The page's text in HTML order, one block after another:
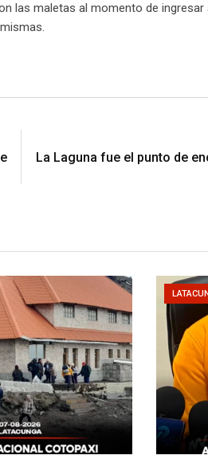
las maletas al momento de ingresar
La Laguna fue el punto de